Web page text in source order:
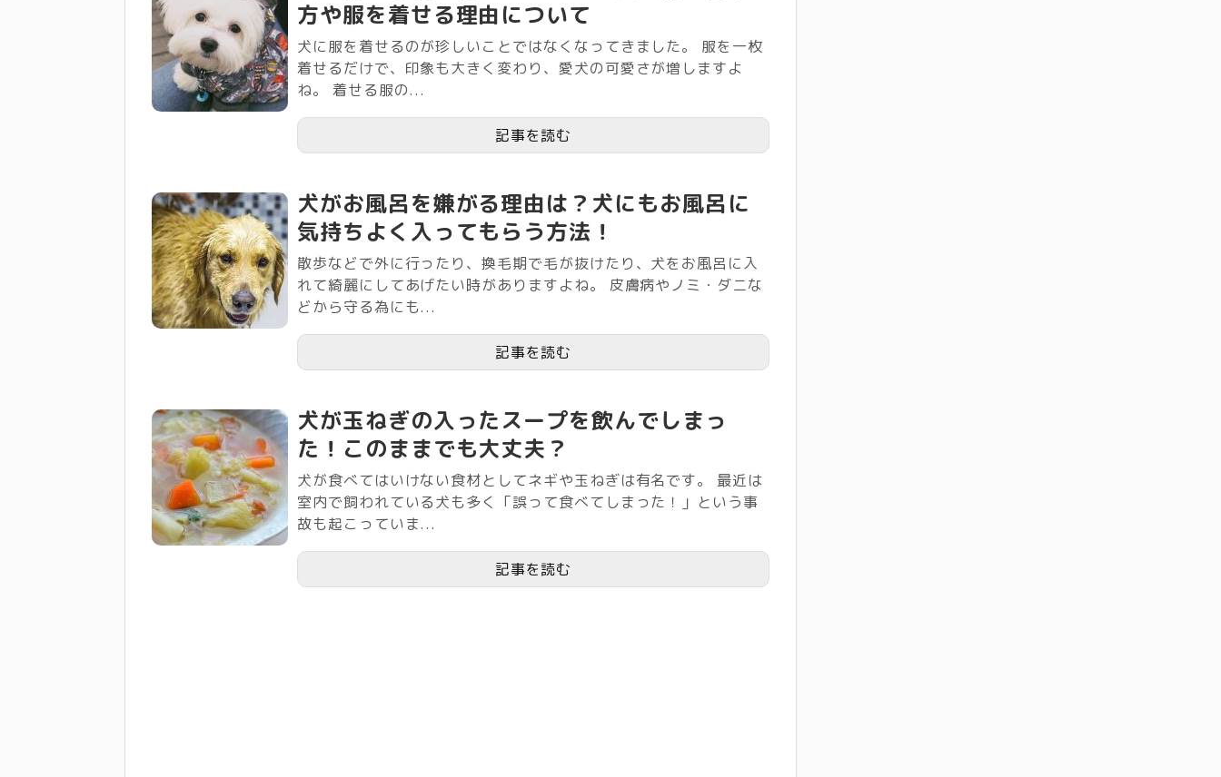
方や服を着せる理由について
犬に服を着せるのが珍しいことではなくなってきました。 服を一枚
着せるだけで、印象も大きく変わり、愛犬の可愛さが増しますよ
ね。 着せる服の...
記事を読む
犬がお風呂を嫌がる理由は？犬にもお風呂に
気持ちよく入ってもらう方法！
散歩などで外に行ったり、換毛期で毛が抜けたり、犬をお風呂に入
れて綺麗にしてあげたい時がありますよね。 皮膚病やノミ・ダニな
どから守る為にも...
記事を読む
犬が玉ねぎの入ったスープを飲んでしまっ
た！このままでも大丈夫？
犬が食べてはいけない食材としてネギや玉ねぎは有名です。 最近は
室内で飼われている犬も多く「誤って食べてしまった！」という事
故も起こっていま...
記事を読む